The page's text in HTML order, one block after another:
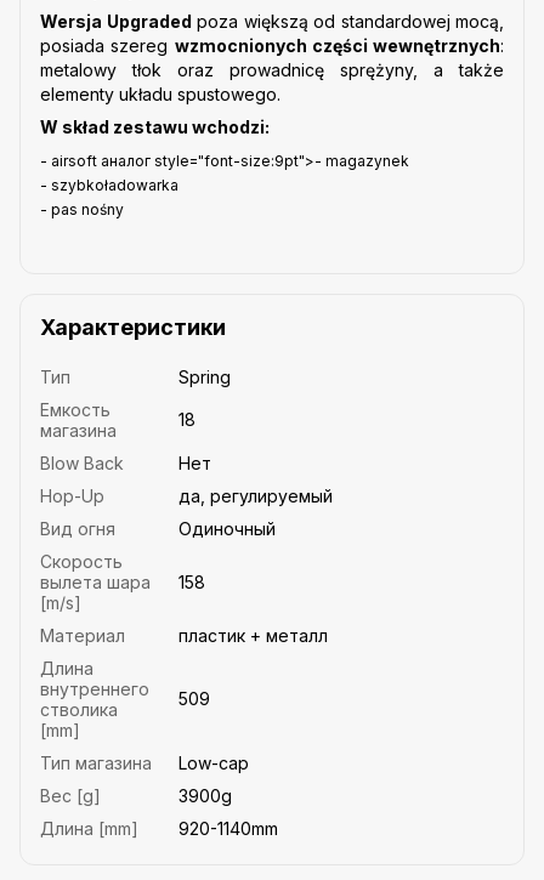
Wersja Upgraded poza większą od standardowej mocą,
posiada szereg wzmocnionych części wewnętrznych:
metalowy tłok oraz prowadnicę sprężyny, a także
elementy układu spustowego.
W skład zestawu wchodzi:
- airsoft аналог style="font-size:9pt">- magazynek
- szybkoładowarka
- pas nośny
Характеристики
Тип
Spring
Емкость
магазина
18
Blow Back
Нет
Hop-Up
да, регулируемый
Вид огня
Одиночный
Скорость
вылета шара
[m/s]
158
Материал
пластик + металл
Длина
внутреннего
стволика
[mm]
509
Тип магазина
Low-cap
Вес [g]
3900g
Длина [mm]
920-1140mm